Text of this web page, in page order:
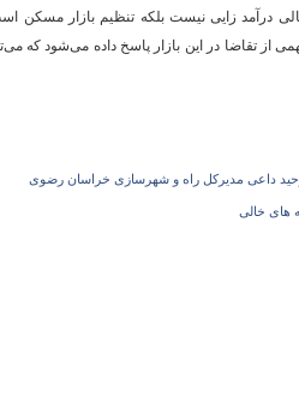
درآمد زایی نیست بلکه تنظیم بازار مسکن
تقاضا در این بازار پاسخ داده می‌شود که
داعی مدیرکل راه و شهرسازی خراسان رضوی
های خالی